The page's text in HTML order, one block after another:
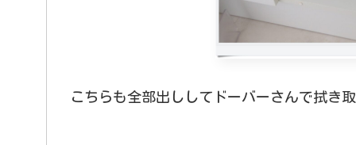
こちらも全部出ししてドーバーさんで拭き